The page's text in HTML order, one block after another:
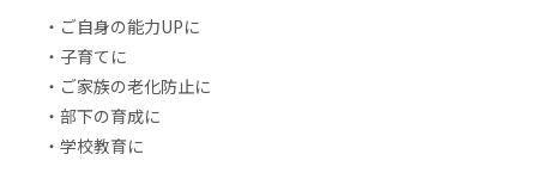
・ご自身の能力UPに
・子育てに
・ご家族の老化防止に
・部下の育成に
・学校教育に